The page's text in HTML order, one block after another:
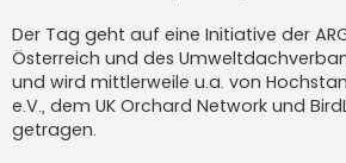
Der Tag geht auf eine Initiative der
Österreich und des
und wird mittler­weile u.a. von
e.V., dem UK Orchard Network und
getragen.